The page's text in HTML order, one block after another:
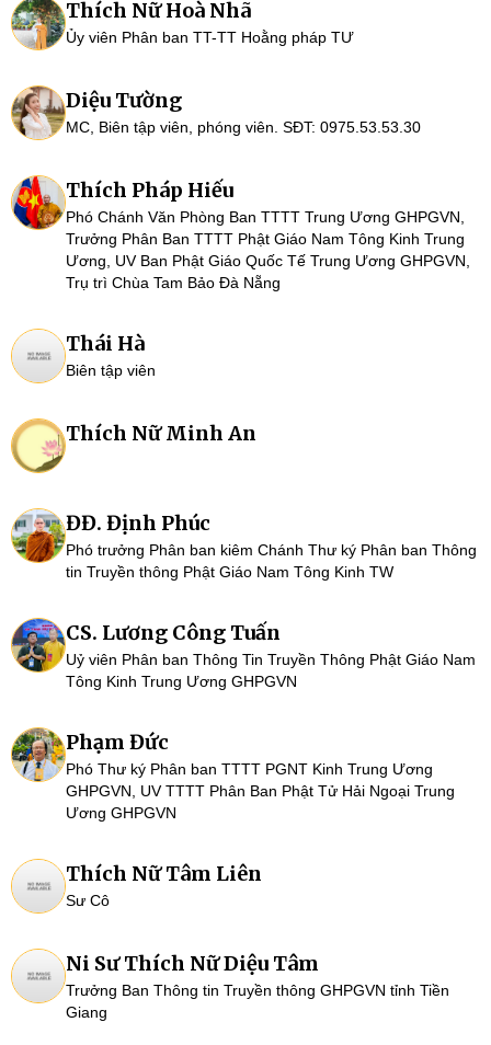
Thích Nữ Hoà Nhã
Ủy viên Phân ban TT-TT Hoằng pháp TƯ
Diệu Tường
MC, Biên tập viên, phóng viên. SĐT: 0975.53.53.30
Thích Pháp Hiếu
Phó Chánh Văn Phòng Ban TTTT Trung Ương GHPGVN,
Trưởng Phân Ban TTTT Phật Giáo Nam Tông Kinh Trung
Ương, UV Ban Phật Giáo Quốc Tế Trung Ương GHPGVN,
Trụ trì Chùa Tam Bảo Đà Nẵng
Thái Hà
Biên tập viên
Thích Nữ Minh An
ĐĐ. Định Phúc
Phó trưởng Phân ban kiêm Chánh Thư ký Phân ban Thông
tin Truyền thông Phật Giáo Nam Tông Kinh TW
CS. Lương Công Tuấn
Uỷ viên Phân ban Thông Tin Truyền Thông Phật Giáo Nam
Tông Kinh Trung Ương GHPGVN
Phạm Đức
Phó Thư ký Phân ban TTTT PGNT Kinh Trung Ương
GHPGVN, UV TTTT Phân Ban Phật Tử Hải Ngoại Trung
Ương GHPGVN
Thích Nữ Tâm Liên
Sư Cô
Ni Sư Thích Nữ Diệu Tâm
Trưởng Ban Thông tin Truyền thông GHPGVN tỉnh Tiền
Giang